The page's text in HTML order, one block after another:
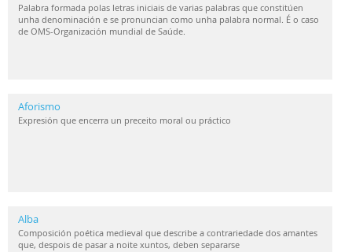
Palabra formada polas letras iniciais de varias palabras que constitúen
unha denominación e se pronuncian como unha palabra normal. É o caso
de OMS-Organización mundial de Saúde.
Aforismo
Expresión que encerra un preceito moral ou práctico
Alba
Composición poética medieval que describe a contrariedade dos amantes
que, despois de pasar a noite xuntos, deben separarse